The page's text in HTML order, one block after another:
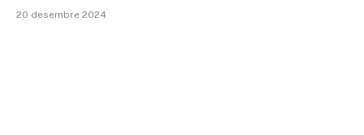
20 desembre 2024